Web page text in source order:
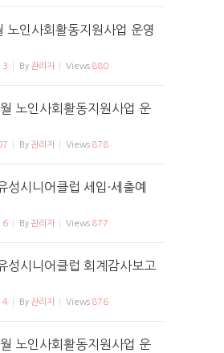
인사회활동지원사업 운영
By 관리자 Views 880
노인사회활동지원사업 운
By 관리자 Views 878
시니어클럽 세입·세출예
By 관리자 Views 877
성시니어클럽 회계감사보고
By 관리자 Views 876
노인사회활동지원사업 운